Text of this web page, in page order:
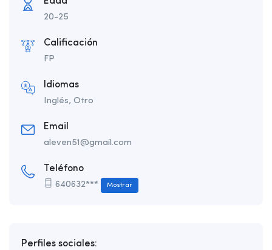
20-25
Calificación
FP
Idiomas
Inglés, Otro
Email
aleven51@gmail.com
Teléfono
640632*** Mostrar
Perfiles sociales: